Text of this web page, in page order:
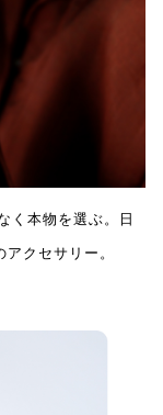
く本物を選ぶ。日
クセサリー。